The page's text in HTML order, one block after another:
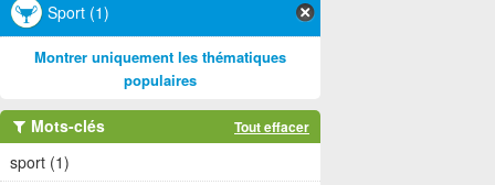
Sport (1)
Montrer uniquement les thématiques
populaires
Mots-clés Tout effacer
sport (1)